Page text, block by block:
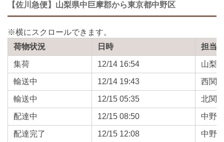
【佐川急便】山梨県中巨摩郡から東京都中野区
荷物状況 日時 担当
集荷 12/14 16:54 山梨
輸送中 12/14 19:43 西関
輸送中 12/15 05:35 北関
配達中 12/15 08:50 中野
配達完了 12/15 12:08 中野